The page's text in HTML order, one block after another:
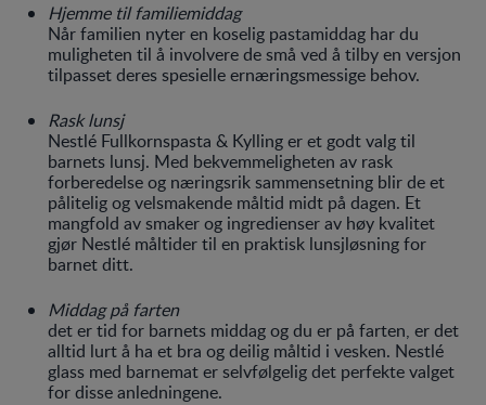
Hjemme til familiemiddag
Når familien nyter en koselig pastamiddag har du
muligheten til å involvere de små ved å tilby en versjon
tilpasset deres spesielle ernæringsmessige behov.
Rask lunsj
Nestlé Fullkornspasta & Kylling er et godt valg til
barnets lunsj. Med bekvemmeligheten av rask
forberedelse og næringsrik sammensetning blir de et
pålitelig og velsmakende måltid midt på dagen. Et
mangfold av smaker og ingredienser av høy kvalitet
gjør Nestlé måltider til en praktisk lunsjløsning for
barnet ditt.
Middag på farten
det er tid for barnets middag og du er på farten, er det
alltid lurt å ha et bra og deilig måltid i vesken. Nestlé
glass med barnemat er selvfølgelig det perfekte valget
for disse anledningene.